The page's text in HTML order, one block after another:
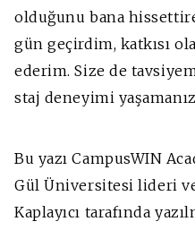
olduğunu bana
gün geçirdim, katkısı
ederim. Size de
staj deneyimi
Bu yazı CampusWIN
Gül Üniversitesi lideri
Kaplayıcı tarafında